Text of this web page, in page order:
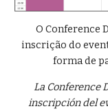
O Conference
inscrição do
forma de
La Conference
inscripción del